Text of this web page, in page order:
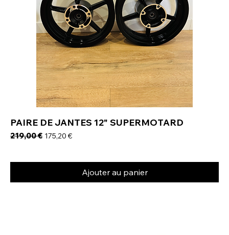
PAIRE DE JANTES 12" SUPERMOTARD
Prix original
219,00 € Prix promotionnel
175,20 €
Ajouter au panier